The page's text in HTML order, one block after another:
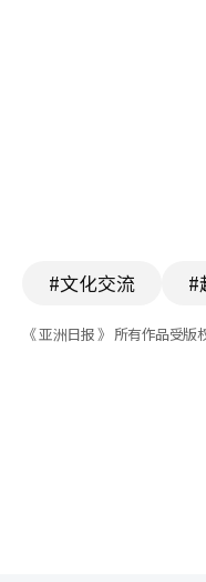
#文化交流 #
《 亚洲日报 》 所有作品受版